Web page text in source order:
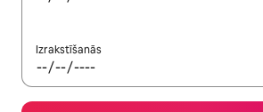
Izrakstīšanās